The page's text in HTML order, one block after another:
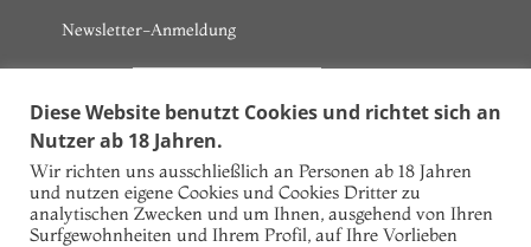
Newsletter-Anmeldung
Nachname
E-Mail
Diese Website benutzt Cookies und richtet sich an
Nutzer ab 18 Jahren.
Wir richten uns ausschließlich an Personen ab 18 Jahren
und nutzen eigene Cookies und Cookies Dritter zu
analytischen Zwecken und um Ihnen, ausgehend von Ihren
Surfgewohnheiten und Ihrem Profil, auf Ihre Vorlieben